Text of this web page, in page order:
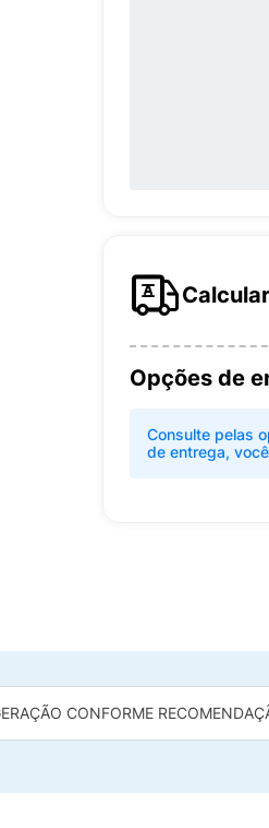
Opções de
Consulte pelas
de entrega,
CONFORME